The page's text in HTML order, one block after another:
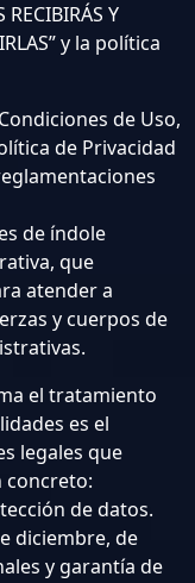
Y
y la política
de Uso,
de Privacidad
de índole
que
atender a
y cuerpos de
el tratamiento
es el
legales que
concreto:
de datos.
diciembre, de
y garantía de